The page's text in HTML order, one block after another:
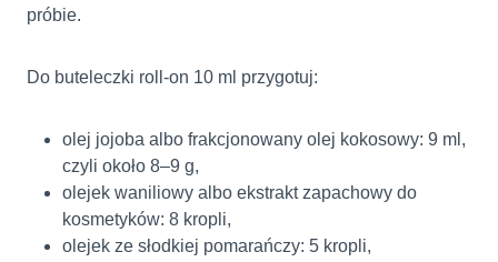
próbie.
Do buteleczki roll-on 10 ml przygotuj:
olej jojoba albo frakcjonowany olej kokosowy: 9 ml,
czyli około 8–9 g,
olejek waniliowy albo ekstrakt zapachowy do
kosmetyków: 8 kropli,
olejek ze słodkiej pomarańczy: 5 kropli,